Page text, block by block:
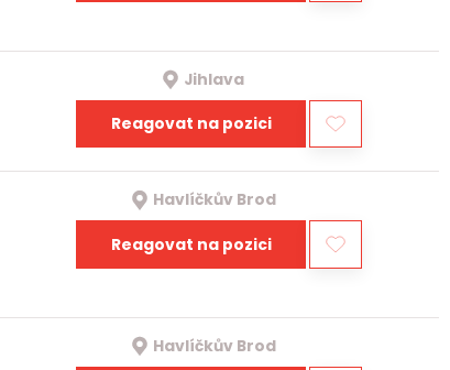
Jihlava
Reagovat na pozici
Havlíčkův Brod
Reagovat na pozici
Havlíčkův Brod